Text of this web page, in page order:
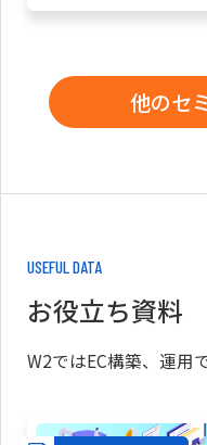
他のセ
USEFUL DATA
お役立ち資料
W2ではEC構築、運用